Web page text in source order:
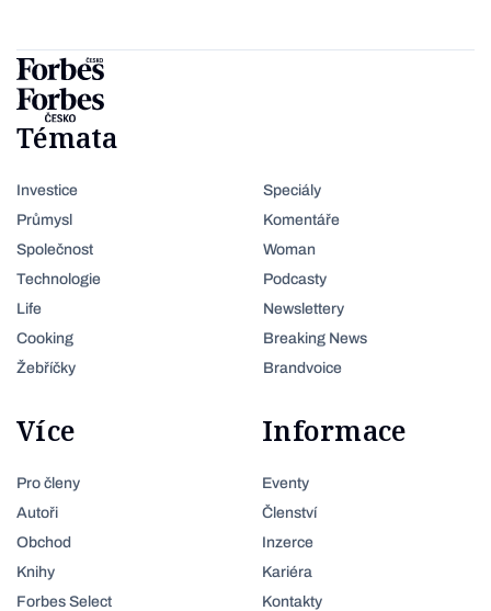
Témata
Investice
Průmysl
Společnost
Technologie
Life
Cooking
Žebříčky
Speciály
Komentáře
Woman
Podcasty
Newslettery
Breaking News
Brandvoice
Více
Pro členy
Autoři
Obchod
Knihy
Forbes Select
Informace
Eventy
Členství
Inzerce
Kariéra
Kontakty